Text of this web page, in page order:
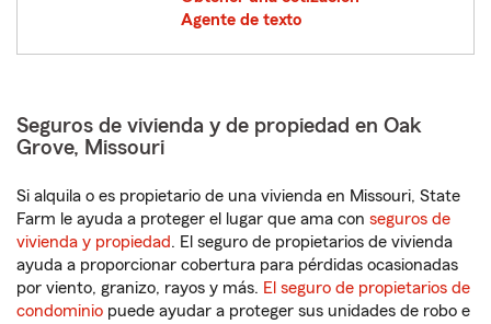
Agente de texto
Seguros de vivienda y de propiedad en Oak
Grove, Missouri
Si alquila o es propietario de una vivienda en Missouri, State
Farm le ayuda a proteger el lugar que ama con seguros de
vivienda y propiedad. El seguro de propietarios de vivienda
ayuda a proporcionar cobertura para pérdidas ocasionadas
por viento, granizo, rayos y más. El seguro de propietarios de
condominio puede ayudar a proteger sus unidades de robo e